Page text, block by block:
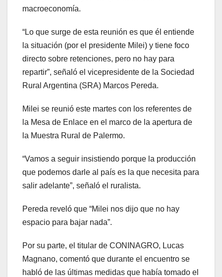
macroeconomía.
“Lo que surge de esta reunión es que él entiende
la situación (por el presidente Milei) y tiene foco
directo sobre retenciones, pero no hay para
repartir”, señaló el vicepresidente de la Sociedad
Rural Argentina (SRA) Marcos Pereda.
Milei se reunió este martes con los referentes de
la Mesa de Enlace en el marco de la apertura de
la Muestra Rural de Palermo.
“Vamos a seguir insistiendo porque la producción
que podemos darle al país es la que necesita para
salir adelante”, señaló el ruralista.
Pereda reveló que “Milei nos dijo que no hay
espacio para bajar nada”.
Por su parte, el titular de CONINAGRO, Lucas
Magnano, comentó que durante el encuentro se
habló de las últimas medidas que había tomado el